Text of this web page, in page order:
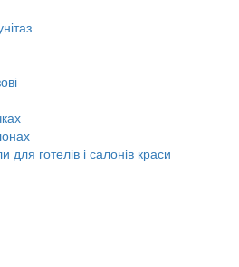
для готелів і салонів краси